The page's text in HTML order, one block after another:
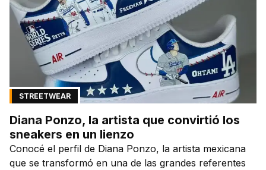
STREETWEAR
Diana Ponzo, la artista que convirtió los
sneakers en un lienzo
Conocé el perfil de Diana Ponzo, la artista mexicana
que se transformó en una de las grandes referentes